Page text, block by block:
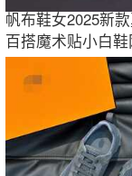
帆布鞋女2025新
百搭魔术贴小白
休闲运动板鞋